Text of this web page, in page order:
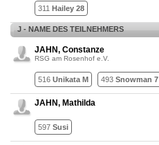
311 Hailey 28
J - NAME DES TEILNEHMERS
JAHN, Constanze
RSG am Rosenhof e.V.
516 Unikata M 493 Snowman 7
JAHN, Mathilda
597 Susi